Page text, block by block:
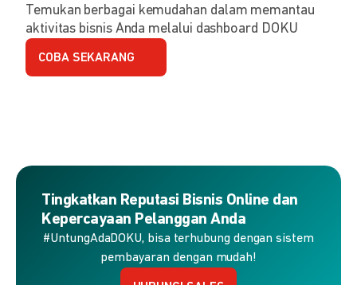
Temukan berbagai kemudahan dalam memantau
aktivitas bisnis Anda melalui dashboard DOKU
COBA SEKARANG
Tingkatkan Reputasi Bisnis Online dan
Kepercayaan Pelanggan Anda
#UntungAdaDOKU, bisa terhubung dengan sistem
pembayaran dengan mudah!